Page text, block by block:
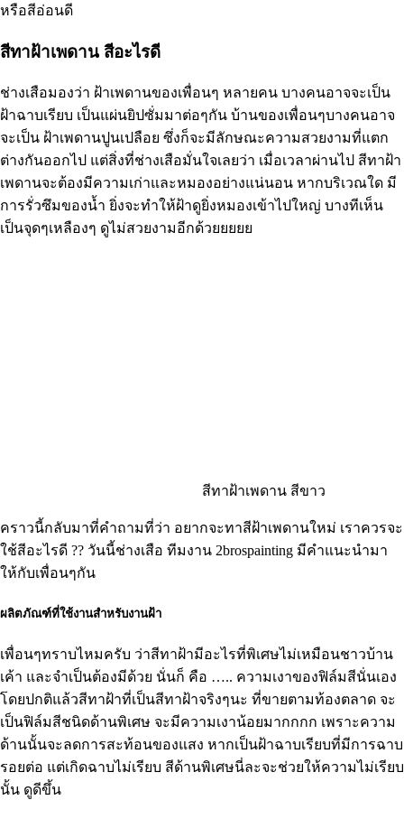
หรือสีอ่อนดี
สีทาฝ้าเพดาน สีอะไรดี
ช่างเสือมองว่า ฝ้าเพดานของเพื่อนๆ หลายคน บางคนอาจจะเป็น
ฝ้าฉาบเรียบ เป็นแผ่นยิปซั่มมาต่อๆกัน บ้านของเพื่อนๆบางคนอาจ
จะเป็น ฝ้าเพดานปูนเปลือย ซึ่งก็จะมีลักษณะความสวยงามที่แตก
ต่างกันออกไป แต่สิ่งที่ช่างเสือมั่นใจเลยว่า เมื่อเวลาผ่านไป สีทาฝ้า
เพดานจะต้องมีความเก่าและหมองอย่างแน่นอน หากบริเวณใด มี
การรั่วซึมของน้ำ ยิ่งจะทำให้ฝ้าดูยิ่งหมองเข้าไปใหญ่ บางทีเห็น
เป็นจุดๆเหลืองๆ ดูไม่สวยงามอีกด้วยยยยย
สีทาฝ้าเพดาน สีขาว
คราวนี้กลับมาที่คำถามที่ว่า อยากจะทาสีฝ้าเพดานใหม่ เราควรจะ
ใช้สีอะไรดี ?? วันนี้ช่างเสือ ทีมงาน 2brospainting มีคำแนะนำมา
ให้กับเพื่อนๆกัน
ผลิตภัณฑ์ที่ใช้งานสำหรับงานฝ้า
เพื่อนๆทราบไหมครับ ว่าสีทาฝ้ามีอะไรที่พิเศษไม่เหมือนชาวบ้าน
เค้า และจำเป็นต้องมีด้วย นั่นก็ คือ ….. ความเงาของฟิล์มสีนั่นเอง
โดยปกติแล้วสีทาฝ้าที่เป็นสีทาฝ้าจริงๆนะ ที่ขายตามท้องตลาด จะ
เป็นฟิล์มสีชนิดด้านพิเศษ จะมีความเงาน้อยมากกกก เพราะความ
ด้านนั้นจะลดการสะท้อนของแสง หากเป็นฝ้าฉาบเรียบที่มีการฉาบ
รอยต่อ แต่เกิดฉาบไม่เรียบ สีด้านพิเศษนี่ละจะช่วยให้ความไม่เรียบ
นั้น ดูดีขึ้น